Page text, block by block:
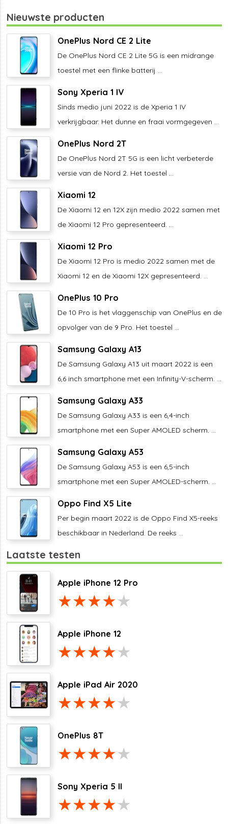
Nieuwste producten
OnePlus Nord CE 2 Lite
De OnePlus Nord CE 2 Lite 5G is een midrange
toestel met een flinke batterij ...
Sony Xperia 1 IV
Sinds medio juni 2022 is de Xperia 1 IV
verkrijgbaar. Het dunne en fraai vormgegeven ...
OnePlus Nord 2T
De OnePlus Nord 2T 5G is een licht verbeterde
versie van de Nord 2. Het toestel ...
Xiaomi 12
De Xiaomi 12 en 12X zijn medio 2022 samen met
de Xiaomi 12 Pro gepresenteerd. ...
Xiaomi 12 Pro
De Xiaomi 12 Pro is medio 2022 samen met de
Xiaomi 12 en de Xiaomi 12X gepresenteerd. ...
OnePlus 10 Pro
De 10 Pro is het vlaggenschip van OnePlus en de
opvolger van de 9 Pro. Het toestel ...
Samsung Galaxy A13
De Samsung Galaxy A13 uit maart 2022 is een
6,6 inch smartphone met een Infinity-V-scherm. ...
Samsung Galaxy A33
De Samsung Galaxy A33 is een 6,4-inch
smartphone met een Super AMOLED scherm. ...
Samsung Galaxy A53
De Samsung Galaxy A53 is een 6,5-inch
smartphone met een Super AMOLED-scherm. ...
Oppo Find X5 Lite
Per begin maart 2022 is de Oppo Find X5-reeks
beschikbaar in Nederland. De reeks ...
Laatste testen
Apple iPhone 12 Pro
Apple iPhone 12
Apple iPad Air 2020
OnePlus 8T
Sony Xperia 5 II